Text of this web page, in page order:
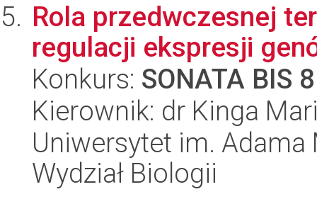
Rola przedwczesnej
regulacji ekspresji
Konkurs: SONATA BIS 8
Kierownik: dr Kinga
Uniwersytet im.
Wydział Biologii